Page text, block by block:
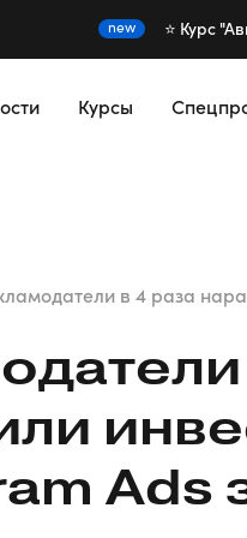
new ⭐️ Курс
Курсы
в 4 раза
Ads